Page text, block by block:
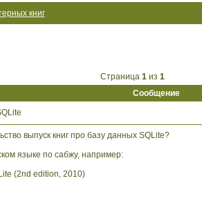
книг
Страница 1из 1
Сообщение
выпуск книг про базу данных SQLite?
языке по сабжу, например:
(2nd edition, 2010)